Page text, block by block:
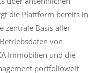
die Plattform bereits in
zentrale Basis aller
von
Immobilien und die
portfolioweit